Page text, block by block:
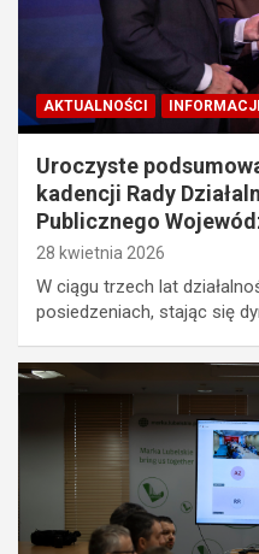
AKTUALNOŚCI
Uroczyste
kadencji Rady
Publicznego
28 kwietnia 2026
W ciągu trzech lat
posiedzeniach, stając się